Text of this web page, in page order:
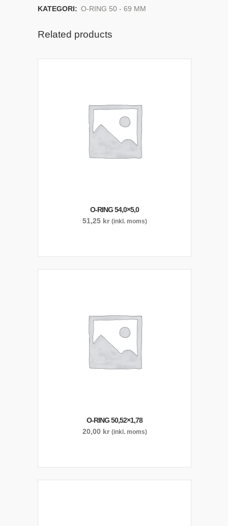
KATEGORI: O-RING 50 - 69 MM
Related products
O-RING 54,0×5,0
51,25 kr (inkl. moms)
O-RING 50,52×1,78
20,00 kr (inkl. moms)